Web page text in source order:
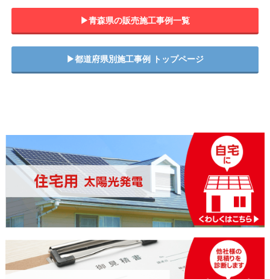
▶︎青森県の販売施工事例一覧
▶︎都道府県別施工事例 トップページ